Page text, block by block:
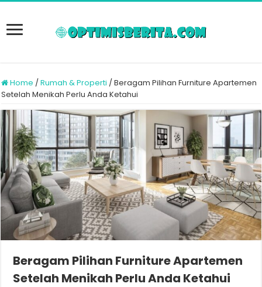
Home /Rumah & Properti /Beragam Pilihan Furniture Apartemen
Setelah Menikah Perlu Anda Ketahui
Beragam Pilihan Furniture Apartemen
Setelah Menikah Perlu Anda Ketahui